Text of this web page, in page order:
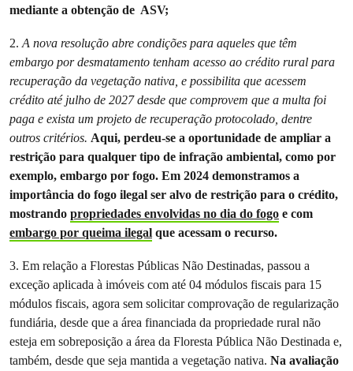
mediante a obtenção de ASV;
2.A nova resolução abre condições para aqueles que têm
embargo por desmatamento tenham acesso ao crédito rural para
recuperação da vegetação nativa, e possibilita que acessem
crédito até julho de 2027 desde que comprovem que a multa foi
paga e exista um projeto de recuperação protocolado, dentre
outros critérios. Aqui, perdeu-se a oportunidade de ampliar a
restrição para qualquer tipo de infração ambiental, como por
exemplo, embargo por fogo. Em 2024 demonstramos a
importância do fogo ilegal ser alvo de restrição para o crédito,
mostrando propriedades envolvidas no dia do fogo e com
embargo por queima ilegal que acessam o recurso.
3. Em relação a Florestas Públicas Não Destinadas, passou a
exceção aplicada à imóveis com até 04 módulos fiscais para 15
módulos fiscais, agora sem solicitar comprovação de regularização
fundiária, desde que a área financiada da propriedade rural não
esteja em sobreposição a área da Floresta Pública Não Destinada e,
também, desde que seja mantida a vegetação nativa. Na avaliação